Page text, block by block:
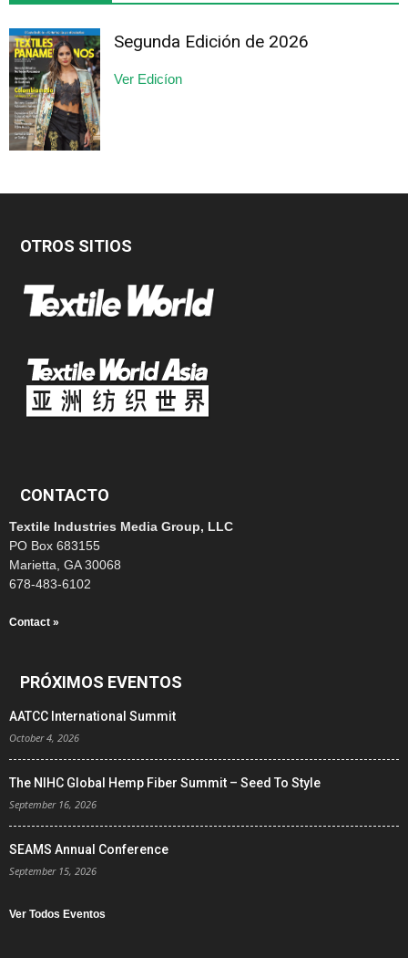
Segunda Edición de 2026
Ver Edicíon
OTROS SITIOS
CONTACTO
Textile Industries Media Group, LLC
PO Box 683155
Marietta, GA 30068
678-483-6102
Contact »
PRÓXIMOS EVENTOS
AATCC International Summit
October 4, 2026
The NIHC Global Hemp Fiber Summit – Seed To Style
September 16, 2026
SEAMS Annual Conference
September 15, 2026
Ver Todos Eventos